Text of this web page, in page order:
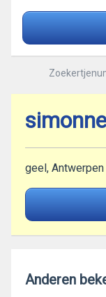
simonne
geel, Antwerpen
Anderen